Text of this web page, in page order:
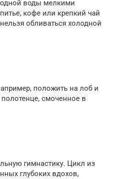
воды мелкими
кофе или крепкий чай
обливаться холодной
положить на лоб и
смоченное в
гимнастику. Цикл из
глубоких вдохов,